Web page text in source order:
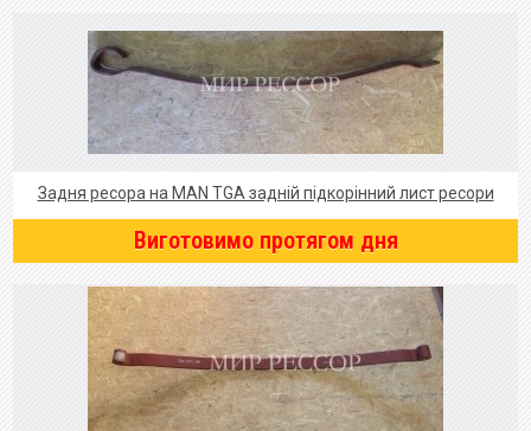
Задня ресора на MAN TGA задній підкорінний лист ресори
Виготовимо протягом дня